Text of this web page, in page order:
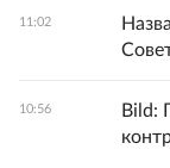
11:02
10:56
Bild: